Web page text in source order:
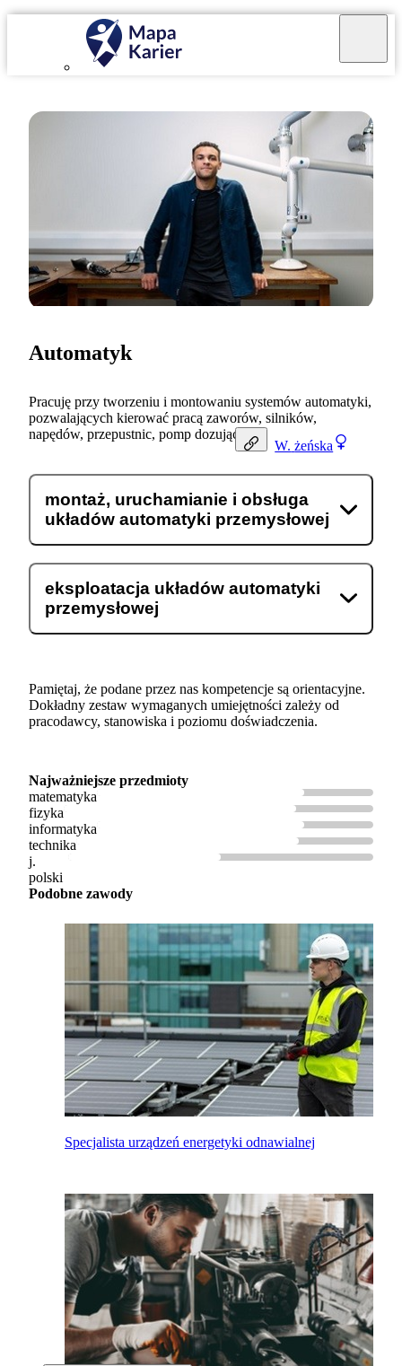
W. żeńska
Automatyk
Pracuję przy tworzeniu i montowaniu systemów automatyki,
pozwalających kierować pracą zaworów, silników,
napędów, przepustnic, pomp dozujących.
montaż, uruchamianie i obsługa
układów automatyki przemysłowej
eksploatacja układów automatyki
przemysłowej
Pamiętaj, że podane przez nas kompetencje są orientacyjne.
Dokładny zestaw wymaganych umiejętności zależy od
pracodawcy, stanowiska i poziomu doświadczenia.
Najważniejsze przedmioty
matematyka
fizyka
informatyka
technika
j.
polski
Podobne zawody
Specjalista urządzeń energetyki odnawialnej